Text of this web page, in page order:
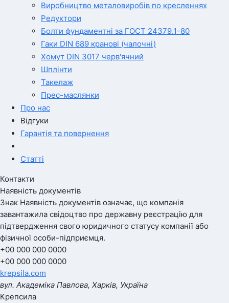
Виробництво металовиробів по кресленнях
Редуктори
Болти фундаментні за ГОСТ 24379.1-80
Гаки DIN 689 кранові (чалочні)
Хомут DIN 3017 черв'ячний
Шплінти
Такелаж
Прес-маслянки
Про нас
Відгуки
Гарантія та повернення
Статті
Контакти
Наявність документів
Знак Наявність документів означає, що компанія
завантажила свідоцтво про державну реєстрацію для
підтвердження свого юридичного статусу компанії або
фізичної особи-підприємця.
+00 000 000 0000
+00 000 000 0000
krepsila.com
вул. Академіка Павлова, Харків, Україна
Крепсила